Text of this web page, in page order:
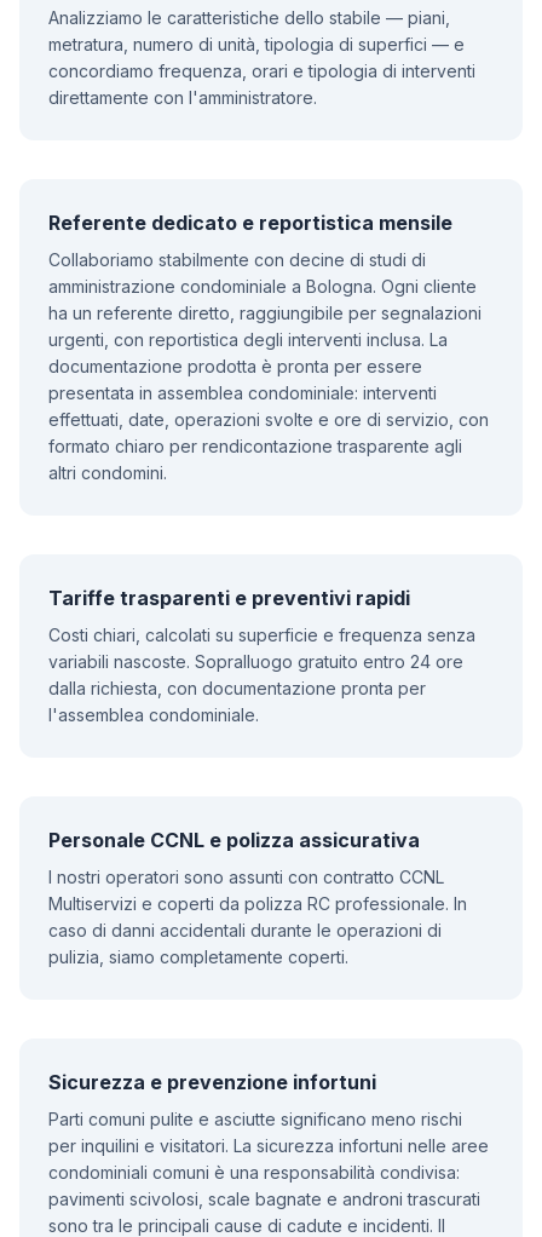
Analizziamo le caratteristiche dello stabile — piani,
metratura, numero di unità, tipologia di superfici — e
concordiamo frequenza, orari e tipologia di interventi
direttamente con l'amministratore.
Referente dedicato e reportistica mensile
Collaboriamo stabilmente con decine di studi di
amministrazione condominiale a Bologna. Ogni cliente
ha un referente diretto, raggiungibile per segnalazioni
urgenti, con reportistica degli interventi inclusa. La
documentazione prodotta è pronta per essere
presentata in assemblea condominiale: interventi
effettuati, date, operazioni svolte e ore di servizio, con
formato chiaro per rendicontazione trasparente agli
altri condomini.
Tariffe trasparenti e preventivi rapidi
Costi chiari, calcolati su superficie e frequenza senza
variabili nascoste. Sopralluogo gratuito entro 24 ore
dalla richiesta, con documentazione pronta per
l'assemblea condominiale.
Personale CCNL e polizza assicurativa
I nostri operatori sono assunti con contratto CCNL
Multiservizi e coperti da polizza RC professionale. In
caso di danni accidentali durante le operazioni di
pulizia, siamo completamente coperti.
Sicurezza e prevenzione infortuni
Parti comuni pulite e asciutte significano meno rischi
per inquilini e visitatori. La sicurezza infortuni nelle aree
condominiali comuni è una responsabilità condivisa:
pavimenti scivolosi, scale bagnate e androni trascurati
sono tra le principali cause di cadute e incidenti. Il